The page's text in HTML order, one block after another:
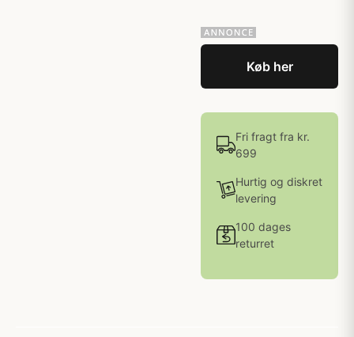
Køb her
Fri fragt fra kr.
699
Hurtig og diskret
levering
100 dages
returret